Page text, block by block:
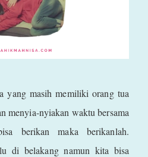
yang masih memiliki orang tua
menyia-nyiakan waktu bersama
berikan maka berikanlah.
di belakang namun kita bisa